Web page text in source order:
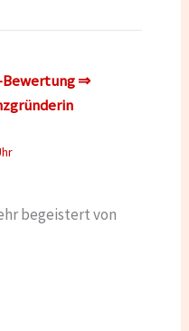
Bewertung ⇒
begeistert von